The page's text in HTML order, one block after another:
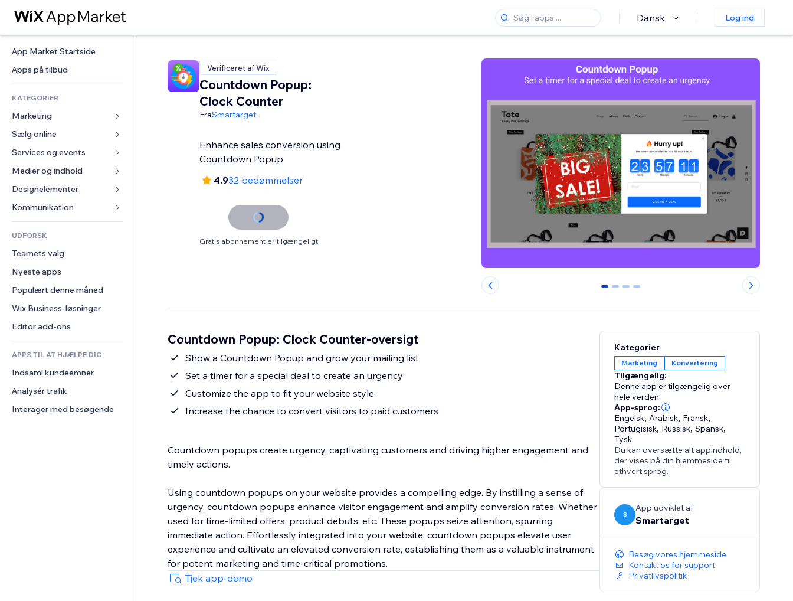
Dansk Log ind
App Market Startside
Apps på tilbud
KATEGORIER
Marketing
Annoncer
Mobil
Statistikker
Hjemmesideregister
E-mail
Sælg online
Apps til Webshops
Forsendelse og levering
Sælg-knapper
Bogføring
Kuponer og loyalitet
Lagerløsninger
Services og events
Hoteller
Events
Restauranter
Ejendomshandel
Bookinger
Medier og indhold
Galleri
Musik
Podcasts
Fotografi
Video
PDF
Fildeling
Nyheder
Designelementer
Kort og Navigation
Privatliv & Sikkerhed
Ur
Sideskabeloner
Billedeffekter
Knapper og menuer
Bannere og badges
Lommeregnere
Søg
Vejr
Diagrammer og tabeller
Formularer
Meningsmålinger
Chat
Kommentarer
Telefon
Fællesskab
Anmeldelser og anbefalinger
CRM
UDFORSK
Teamets valg
Nyeste apps
Populært denne måned
Wix Business-løsninger
Editor add-ons
APPS TIL AT HJÆLPE DIG
Indsaml kundeemner
Analysér trafik
Interager med besøgende
Verificeret af Wix
Countdown Popup:
Clock Counter
FraSmartarget
Enhance sales conversion using
Countdown Popup
4.932 bedømmelser
Gratis abonnement er tilgængeligt
0 1 2 3
Countdown Popup: Clock Counter-oversigt
Show a Countdown Popup and grow your mailing list
Set a timer for a special deal to create an urgency
Customize the app to fit your website style
Increase the chance to convert visitors to paid customers
Countdown popups create urgency, captivating customers and driving higher engagement and
timely actions.
Using countdown popups on your website provides a compelling edge. By instilling a sense of
urgency, countdown popups enhance visitor engagement and amplify conversion rates. Whether
used for time-limited offers, product debuts, etc. These popups seize attention, spurring
immediate action. Effortlessly integrated into your website, countdown popups elevate user
experience and cultivate an elevated conversion rate, establishing them as a valuable instrument
for potent marketing and time-critical promotions.
Tjek app-demo
Kategorier
Marketing Konvertering
Tilgængelig:
Denne app er tilgængelig over
hele verden.
App-sprog:
Engelsk, Arabisk, Fransk,
Portugisisk, Russisk,Spansk,
Tysk
Du kan oversætte alt appindhold,
der vises på din hjemmeside til
ethvert sprog.
S
App udviklet af
Smartarget
Besøg vores hjemmeside
Kontakt os for support
Privatlivspolitik